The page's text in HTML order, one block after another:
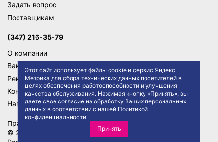
Этот сайт использует файлы cookie и сервис Яндекс
Метрика для сбора технических данных посетителей в
целях обеспечения работоспособности и улучшения
качества обслуживания. Нажимая кнопку «Принять», вы
даете свое согласие на обработку Ваших персональных
данных в соответствии с нашей Политикой
конфиденциальности
Принять
Задать вопрос
Поставщикам
(347) 216-35-79
О компании
Вакансии
Реквизиты
Контакты
Написать директору
Правила сайта
Политика конфиденциальности
© 2026 АО "ТД ТРАКТ"